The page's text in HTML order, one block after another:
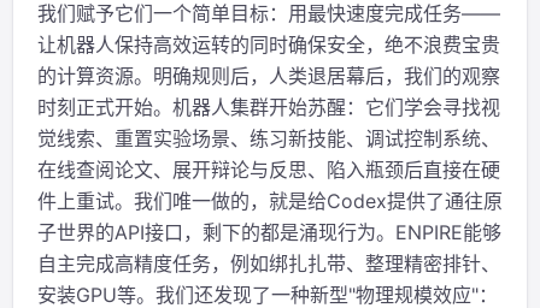
我们赋予它们一个简单目标：用最快速度完成任务——
让机器人保持高效运转的同时确保安全，绝不浪费宝贵
的计算资源。明确规则后，人类退居幕后，我们的观察
时刻正式开始。机器人集群开始苏醒：它们学会寻找视
觉线索、重置实验场景、练习新技能、调试控制系统、
在线查阅论文、展开辩论与反思、陷入瓶颈后直接在硬
件上重试。我们唯一做的，就是给Codex提供了通往原
子世界的API接口，剩下的都是涌现行为。ENPIRE能够
自主完成高精度任务，例如绑扎扎带、整理精密排针、
安装GPU等。我们还发现了一种新型"物理规模效应"：